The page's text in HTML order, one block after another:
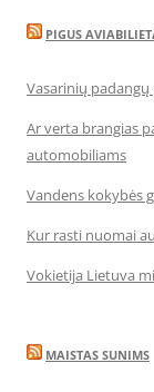
PIGUS
Vasarinių
Ar verta brangias
automobiliams
Vandens kokybės
Kur rasti nuomai
Vokietija Lietuva
MAISTAS SUNIMS